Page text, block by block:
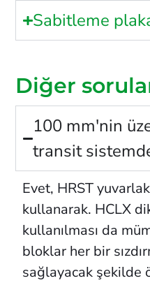
Sabitleme
Diğer
100 mm'nin
transit
Evet, HRST
kullanarak. HCLX
kullanılması da
bloklar her bir
sağlayacak şekilde